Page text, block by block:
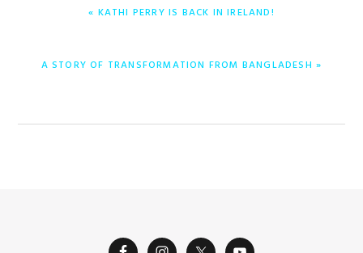
PREVIOUS
« KATHI PERRY IS BACK IN IRELAND!
NEXT
A STORY OF TRANSFORMATION FROM BANGLADESH »